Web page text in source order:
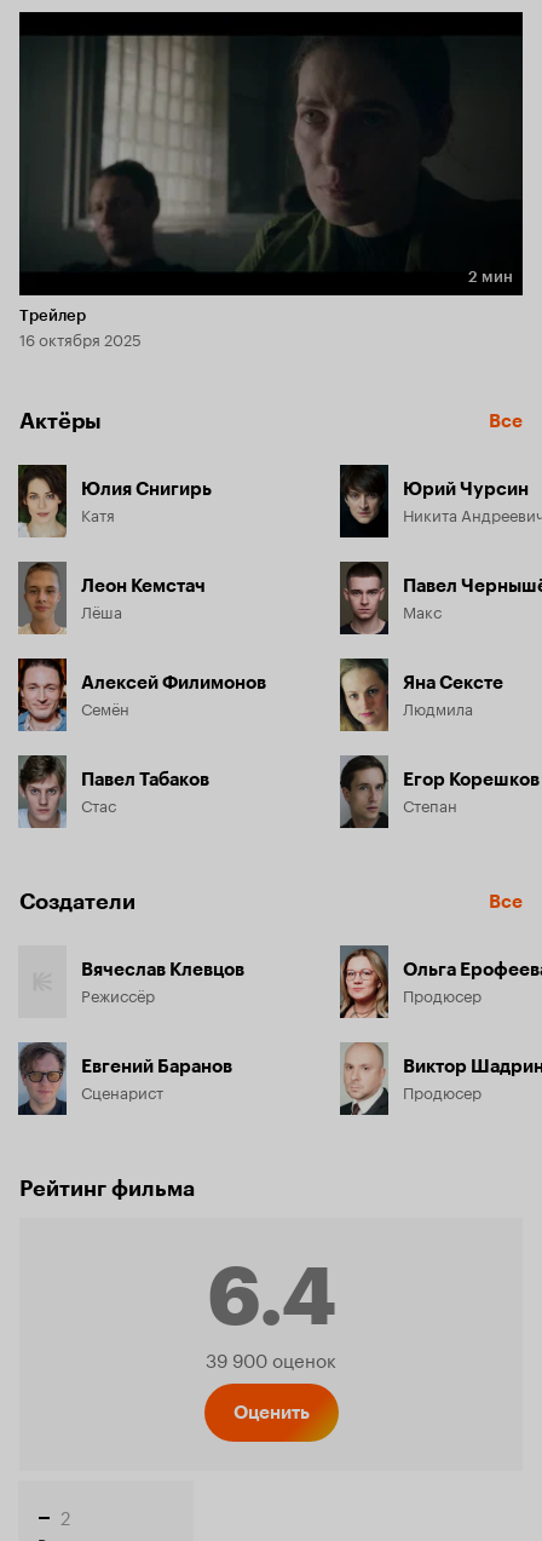
Длительность 2 мин
2 мин
Трейлер
16 октября 2025
Актёры Все
Юлия Снигирь
Катя
Леон Кемстач
Лёша
Алексей Филимонов
Семён
Павел Табаков
Стас
Юрий Чурсин
Никита
Павел
Макс
Яна Сексте
Людмила
Егор Корешков
Степан
Создатели Все
Вячеслав Клевцов
Режиссёр
Евгений Баранов
Сценарист
Продюсер
Виктор
Продюсер
Рейтинг фильма
6.4
Рейтинг
39 900 оценок
Оценить
– 2